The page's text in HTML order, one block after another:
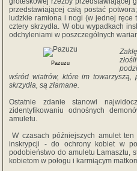
przedstawiającej całą postać
ludzkie ramiona i nogi (w jednej ręce
cztery skrzydła. W obu wypadkach
odchyleniami w poszczególnych
Pazuzu
wśród wiatrów, które im
skrzydła, są złamane.
Ostatnie zdanie stanowi
zidentyfikowaniu odnośnych
amuletu.
W czasach późniejszych amulet
inskrypcji - do ochrony kobiet w
podobieństwo do amuletu Lamasztu,
kobietom w połogu i karmiącym